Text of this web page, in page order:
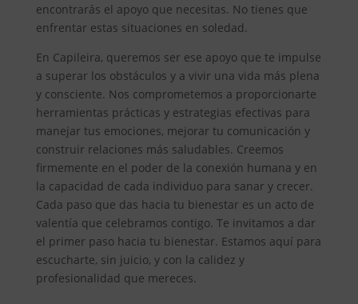
encontrarás el apoyo que necesitas. No tienes que
enfrentar estas situaciones en soledad.
En Capileira, queremos ser ese apoyo que te impulse
a superar los obstáculos y a vivir una vida más plena
y consciente. Nos comprometemos a proporcionarte
herramientas prácticas y estrategias efectivas para
manejar tus emociones, mejorar tu comunicación y
construir relaciones más saludables. Creemos
firmemente en el poder de la conexión humana y en
la capacidad de cada individuo para sanar y crecer.
Cada paso que das hacia tu bienestar es un acto de
valentía que celebramos contigo. Te invitamos a dar
el primer paso hacia tu bienestar. Estamos aquí para
escucharte, sin juicio, y con la calidez y
profesionalidad que mereces.